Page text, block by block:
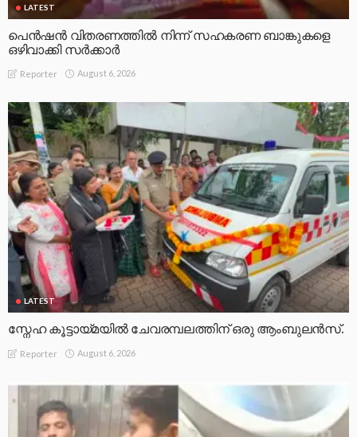
LATEST
പെൻഷൻ വിതരണത്തിൽ നിന്ന് സഹകരണ ബാങ്കുകളെ
ഒഴിവാക്കി സർക്കാർ
Reporter August 6, 2026
LATEST
സ്നേഹ കൂട്ടായ്മയിൽ ചേവരമ്പലത്തിന് ഒരു ആംബുലൻസ്.
Reporter August 6, 2026